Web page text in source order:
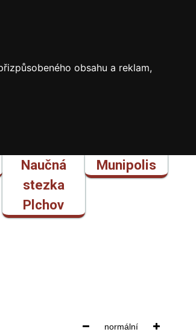
obsahu a reklam,
Naučná
stezka
Plchov
Munipolis
normální